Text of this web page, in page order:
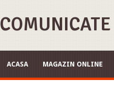
ACASA MAGAZIN ONLINE